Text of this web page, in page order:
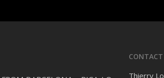
CONTACT
Thierry Lo